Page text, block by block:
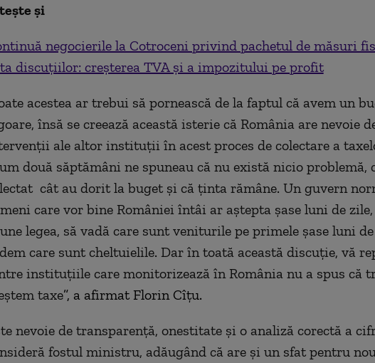
și
negocierile la Cotroceni privind pachetul de măsuri
discuțiilor: creșterea TVA și a impozitului pe profit
acestea ar trebui să pornească de la faptul că avem un
însă se creează această isterie că România are nevoie
ale altor instituții în acest proces de colectare a
două săptămâni ne spuneau că nu există nicio problemă,
cât au dorit la buget și că ținta rămâne. Un guvern
care vor bine României întâi ar aștepta șase luni de
legea, să vadă care sunt veniturile pe primele șase luni
care sunt cheltuielile. Dar în toată această discuție, vă
instituțiile care monitorizează în România nu a spus că
taxe”, a afirmat Florin Cîțu.
nevoie de transparență, onestitate și o analiză corectă a
fostul ministru, adăugând că are și un sfat pentru